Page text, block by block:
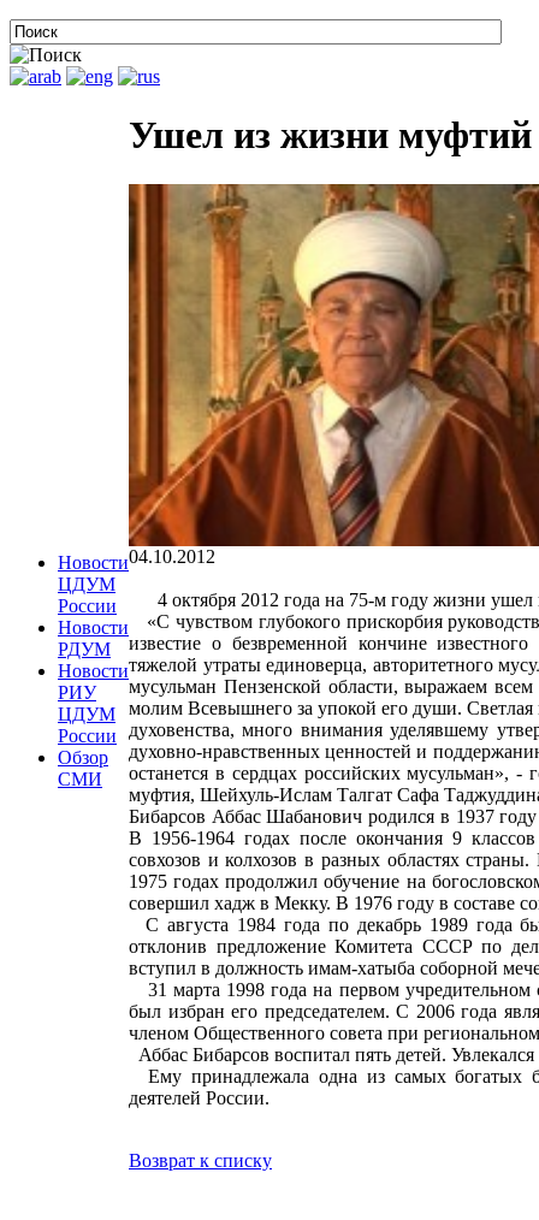
Новости
ЦДУМ
России
Новости
РДУМ
Новости
РИУ
ЦДУМ
России
Обзор
СМИ
Ушел из жизни муфтий
04.10.2012
4 октября 2012 года на 75-м году жизни
«С чувством глубокого прискорбия
известие о безвременной кончине
тяжелой утраты единоверца, авторитетного
мусульман Пензенской области, выражаем
молим Всевышнего за упокой его души. Светлая
духовенства, много внимания уделявшему
духовно-нравственных ценностей и
останется в сердцах российских мусульман»,
муфтия, Шейхуль-Ислам Талгат Сафа
Бибарсов Аббас Шабанович родился в 1937
В 1956-1964 годах после окончания 9
совхозов и колхозов в разных областях
1975 годах продолжил обучение на
совершил хадж в Мекку. В 1976 году в составе
С августа 1984 года по декабрь 1989 года
отклонив предложение Комитета СССР по
вступил в должность имам-хатыба соборной
31 марта 1998 года на первом учредительном
был избран его председателем. С 2006 года
членом Общественного совета при
Аббас Бибарсов воспитал пять детей.
Ему принадлежала одна из самых богатых
деятелей России.
Возврат к списку